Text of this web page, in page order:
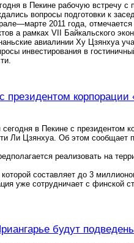
в Пекине рабочую встречу с
вопросы подготовки к
2011 года, отмечается
а рамках VII Байкальского
авиалинии Ху Цзянхуа
инвестирования в
президентом корпорации
в Пекине с президентом
Ли Цзянхуа. Об этом сообщает
реализовать на
составляет до 3
уже сотрудничает с финской
будут